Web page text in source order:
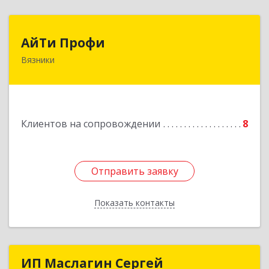
АйТи Профи
Вязники
Клиентов на сопровождении 8
Отправить заявку
Показать контакты
Отправить заявку
Назад
ИП Маслагин СергейИП Маслагин Сергей